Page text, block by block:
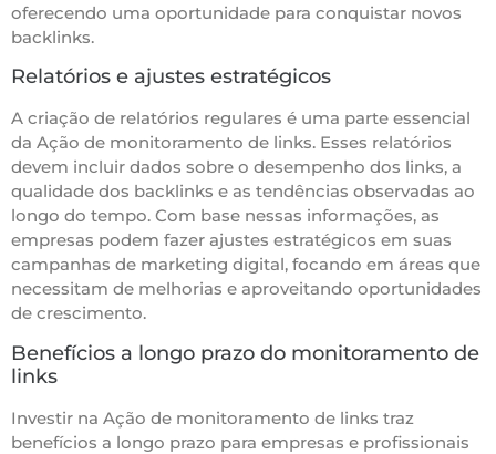
oferecendo uma oportunidade para conquistar novos
backlinks.
Relatórios e ajustes estratégicos
A criação de relatórios regulares é uma parte essencial
da Ação de monitoramento de links. Esses relatórios
devem incluir dados sobre o desempenho dos links, a
qualidade dos backlinks e as tendências observadas ao
longo do tempo. Com base nessas informações, as
empresas podem fazer ajustes estratégicos em suas
campanhas de marketing digital, focando em áreas que
necessitam de melhorias e aproveitando oportunidades
de crescimento.
Benefícios a longo prazo do monitoramento de
links
Investir na Ação de monitoramento de links traz
benefícios a longo prazo para empresas e profissionais